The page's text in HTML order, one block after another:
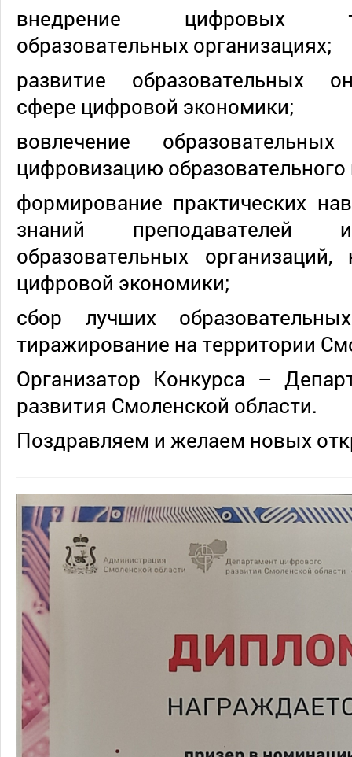
внедрение цифровых
образовательных организациях;
развитие образовательных
сфере цифровой экономики;
вовлечение
цифровизацию образовательного
формирование практических
знаний преподавателей
образовательных
цифровой экономики;
сбор лучших
тиражирование на территории
Организатор Конкурса –
развития Смоленской области.
Поздравляем и желаем новых